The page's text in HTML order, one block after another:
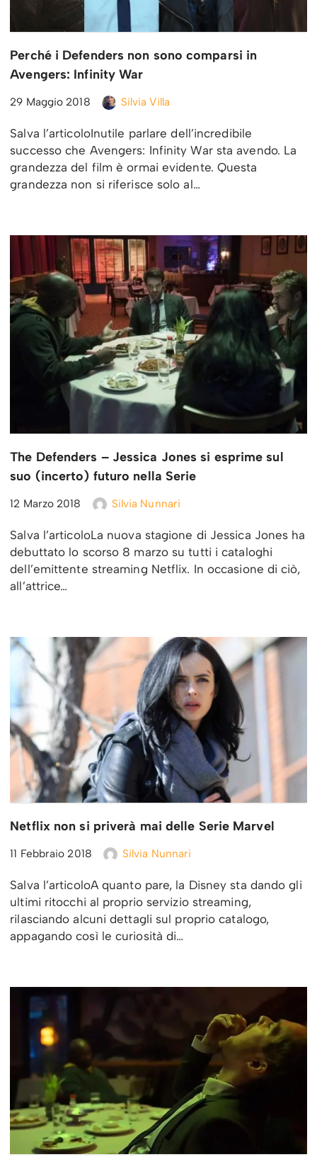
Perché i Defenders non sono comparsi in
Avengers: Infinity War
29 Maggio 2018 Silvia Villa
Salva l’articoloInutile parlare dell’incredibile
successo che Avengers: Infinity War sta avendo. La
grandezza del film è ormai evidente. Questa
grandezza non si riferisce solo al…
The Defenders – Jessica Jones si esprime sul
suo (incerto) futuro nella Serie
12 Marzo 2018 Silvia Nunnari
Salva l’articoloLa nuova stagione di Jessica Jones ha
debuttato lo scorso 8 marzo su tutti i cataloghi
dell’emittente streaming Netflix. In occasione di ciò,
all’attrice…
Netflix non si priverà mai delle Serie Marvel
11 Febbraio 2018 Silvia Nunnari
Salva l’articoloA quanto pare, la Disney sta dando gli
ultimi ritocchi al proprio servizio streaming,
rilasciando alcuni dettagli sul proprio catalogo,
appagando così le curiosità di…